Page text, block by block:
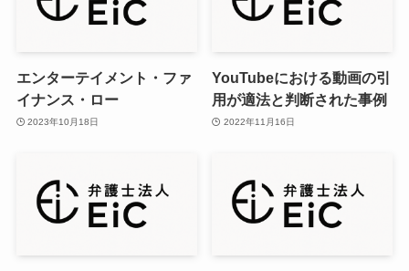
エンターテイメント・ファ
イナンス・ロー
2023年10月18日
YouTubeにおける動画の引
用が適法と判断された事例
2022年11月16日